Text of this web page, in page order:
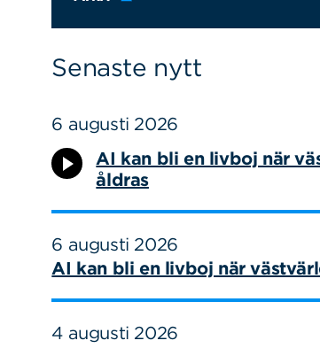
Senaste nytt
6 augusti 2026
AI kan bli en livboj när
åldras
6 augusti 2026
AI kan bli en livboj när
4 augusti 2026